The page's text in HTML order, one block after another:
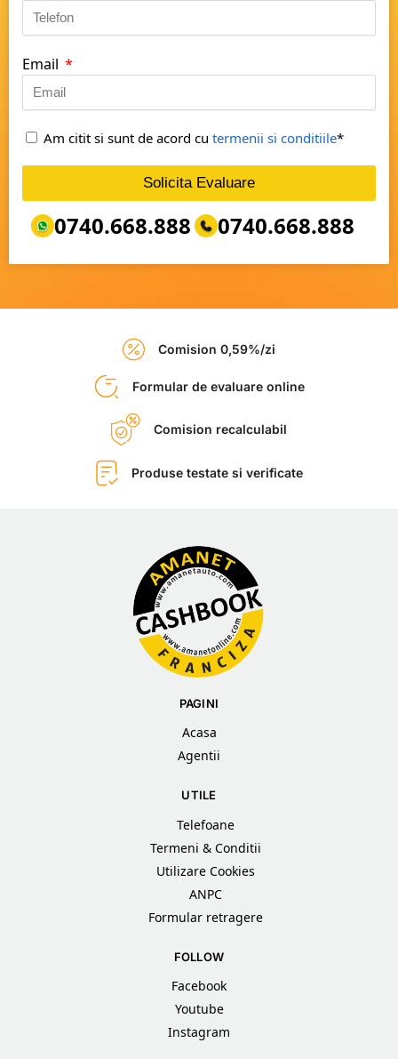
Email
Am citit si sunt de acord cu termenii si conditiile*
Solicita Evaluare
0740.668.888 0740.668.888
Comision 0,59%/zi
Formular de evaluare online
Comision recalculabil
Produse testate si verificate
PAGINI
Acasa
Agentii
UTILE
Telefoane
Termeni & Conditii
Utilizare Cookies
ANPC
Formular retragere
FOLLOW
Facebook
Youtube
Instagram